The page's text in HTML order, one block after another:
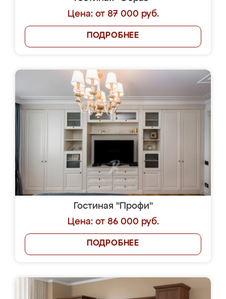
Цена: от 87 000 руб.
ПОДРОБНЕЕ
Гостиная "Профи"
Цена: от 86 000 руб.
ПОДРОБНЕЕ